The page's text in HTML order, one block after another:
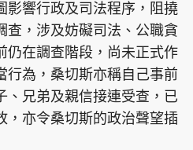
影響行政及司法程序，阻撓
查，涉及妨礙司法、公職貪
仍在調查階段，尚未正式作
行為，桑切斯亦稱自己事前
、兄弟及親信接連受查，已
，亦令桑切斯的政治聲望插